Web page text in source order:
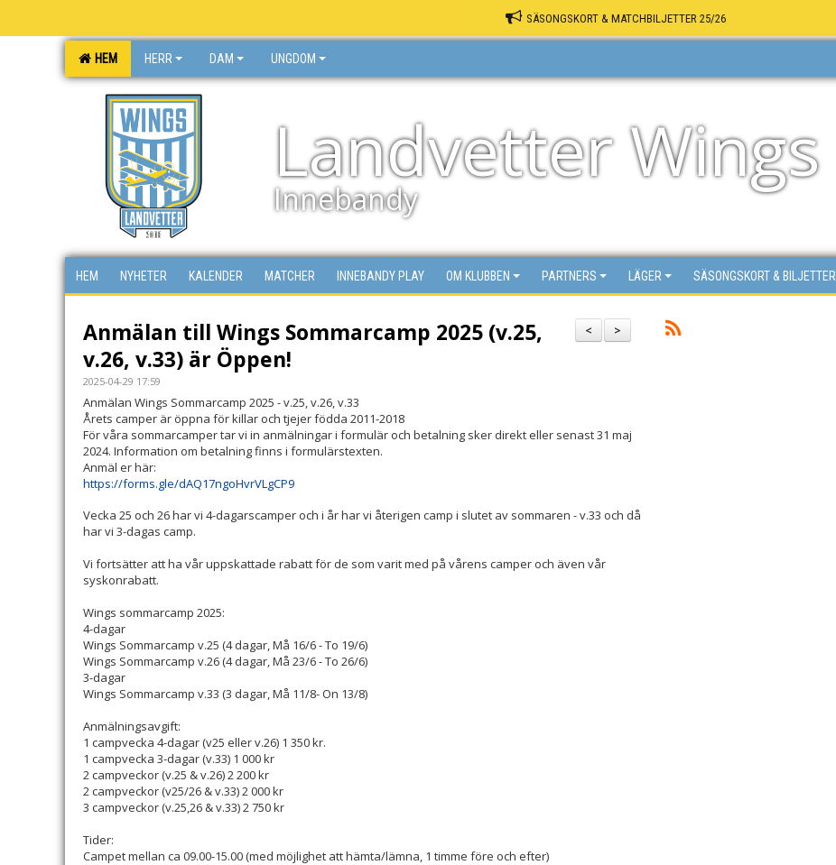
SÄSONGSKORT & MATCHBILJETTER 25/26
HEM HERR DAM UNGDOM
Landvetter Wings
Innebandy
HEM NYHETER KALENDER MATCHER INNEBANDY PLAY OM KLUBBEN PARTNERS LÄGER SÄSONGSKORT & BILJETTER
>
<
Anmälan till Wings Sommarcamp 2025 (v.25,
v.26, v.33) är Öppen!
2025-04-29 17:59
Anmälan Wings Sommarcamp 2025 - v.25, v.26, v.33
Årets camper är öppna för killar och tjejer födda 2011-2018
För våra sommarcamper tar vi in anmälningar i formulär och betalning sker direkt eller senast 31 maj
2024. Information om betalning finns i formulärstexten.
Anmäl er här:
https://forms.gle/dAQ17ngoHvrVLgCP9
Vecka 25 och 26 har vi 4-dagarscamper och i år har vi återigen camp i slutet av sommaren - v.33 och då
har vi 3-dagas camp.
Vi fortsätter att ha vår uppskattade rabatt för de som varit med på vårens camper och även vår
syskonrabatt.
Wings sommarcamp 2025:
4-dagar
Wings Sommarcamp v.25 (4 dagar, Må 16/6 - To 19/6)
Wings Sommarcamp v.26 (4 dagar, Må 23/6 - To 26/6)
3-dagar
Wings Sommarcamp v.33 (3 dagar, Må 11/8- On 13/8)
Anmälningsavgift:
1 campvecka 4-dagar (v25 eller v.26) 1 350 kr.
1 campvecka 3-dagar (v.33) 1 000 kr
2 campveckor (v.25 & v.26) 2 200 kr
2 campveckor (v25/26 & v.33) 2 000 kr
3 campveckor (v.25,26 & v.33) 2 750 kr
Tider:
Campet mellan ca 09.00-15.00 (med möjlighet att hämta/lämna, 1 timme före och efter)